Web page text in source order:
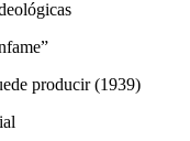
producir (1939)